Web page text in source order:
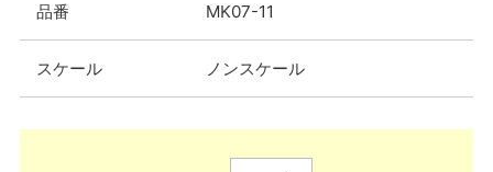
品番 MK07-11
スケール ノンスケール